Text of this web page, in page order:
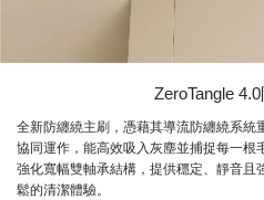
ZeroTangle
全新防纏繞主刷，憑藉其導流防纏繞系統
協同運作，能高效吸入灰塵並捕捉每一根
強化寬幅雙軸承結構，提供穩定、靜音且
鬆的清潔體驗。